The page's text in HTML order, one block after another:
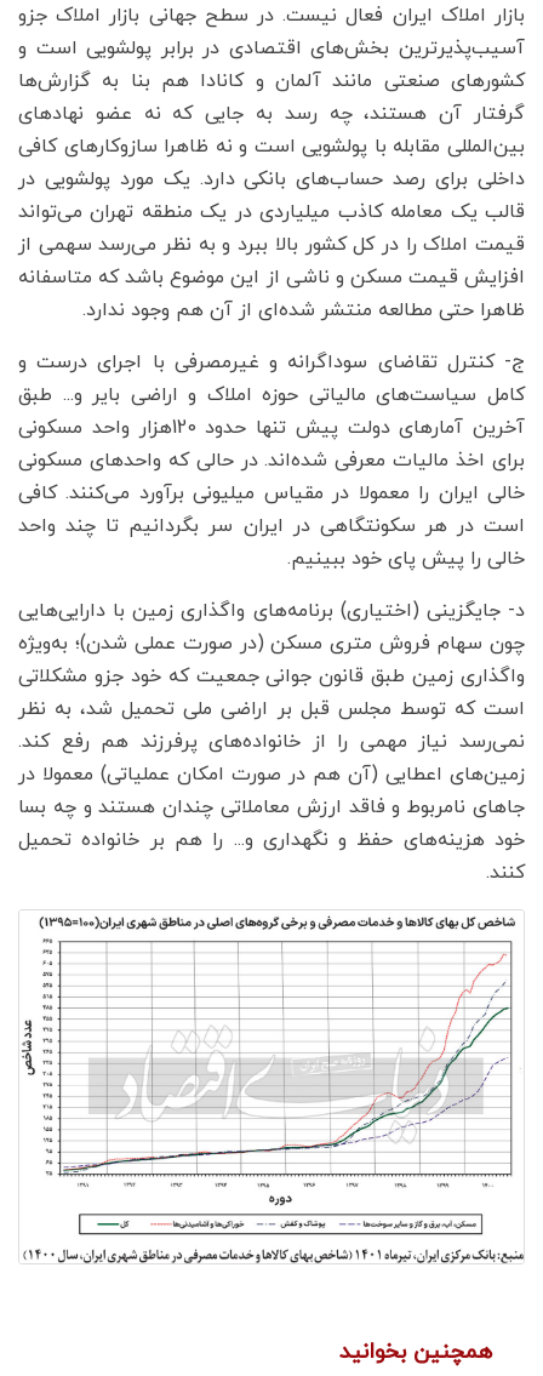
بازار املاک ایران فعال نیست. در سطح جهانی بازار املاک جزو
آسیب‌‌‌پذیرترین بخش‌‌‌های اقتصادی در برابر پولشویی است و
کشورهای صنعتی مانند آلمان و کانادا هم بنا به گزارش‌‌‌ها
گرفتار آن هستند، چه رسد به جایی که نه عضو نهادهای
بین‌المللی مقابله با پولشویی است و نه ظاهرا سازوکارهای کافی
داخلی برای رصد حساب‌‌‌های بانکی دارد. یک مورد پولشویی در
قالب یک معامله کاذب میلیاردی در یک منطقه تهران می‌تواند
قیمت املاک را در کل کشور بالا ببرد و به نظر می‌رسد سهمی از
افزایش قیمت مسکن و ناشی از این موضوع باشد که متاسفانه
ظاهرا حتی مطالعه منتشر شده‌‌‌ای از آن هم وجود ندارد.
ج- کنترل تقاضای سوداگرانه و غیر‌مصرفی با اجرای درست و
کامل سیاست‌‌‌های مالیاتی حوزه املاک و اراضی بایر و... طبق
آخرین آمارهای دولت پیش تنها حدود 120‌هزار واحد مسکونی
برای اخذ مالیات معرفی شده‌‌‌اند. در حالی که واحدهای مسکونی
خالی ایران را معمولا در مقیاس میلیونی برآورد می‌کنند. کافی
است در هر سکونتگاهی در ایران سر بگردانیم تا چند واحد
خالی را پیش پای خود ببینیم.
د- جایگزینی (اختیاری) برنامه‌‌‌های واگذاری زمین با دارایی‌‌‌هایی
چون سهام فروش متری مسکن (در صورت عملی شدن)؛ به‌ویژه
واگذاری زمین طبق قانون جوانی جمعیت که خود جزو مشکلاتی
است که توسط مجلس قبل بر اراضی ملی تحمیل شد، به نظر
نمی‌رسد نیاز مهمی را از خانواده‌‌‌های پرفرزند هم رفع کند.
زمین‌‌‌های اعطایی (آن هم در صورت امکان عملیاتی) معمولا در
جاهای نامربوط و فاقد ارزش معاملاتی چندان هستند و چه بسا
خود هزینه‌‌‌های حفظ و نگهداری و... را هم بر خانواده تحمیل
کنند.
همچنین بخوانید